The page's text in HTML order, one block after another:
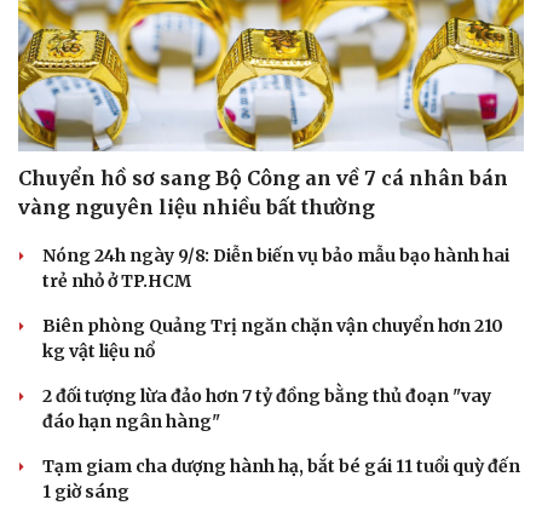
Chuyển hồ sơ sang Bộ Công an về 7 cá nhân bán
vàng nguyên liệu nhiều bất thường
Nóng 24h ngày 9/8: Diễn biến vụ bảo mẫu bạo hành hai
trẻ nhỏ ở TP.HCM
Biên phòng Quảng Trị ngăn chặn vận chuyển hơn 210
kg vật liệu nổ
2 đối tượng lừa đảo hơn 7 tỷ đồng bằng thủ đoạn "vay
đáo hạn ngân hàng"
Tạm giam cha dượng hành hạ, bắt bé gái 11 tuổi quỳ đến
1 giờ sáng